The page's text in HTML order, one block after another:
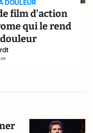
DOULEUR
film d’action
qui le rend